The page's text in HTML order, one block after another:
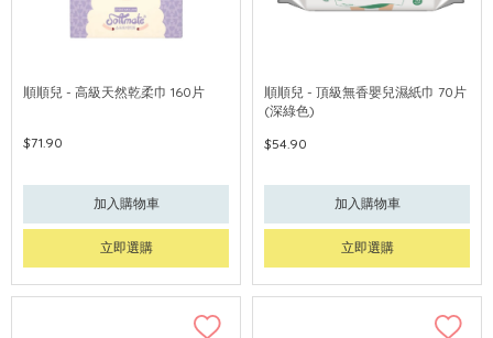
順順兒 - 高級天然乾柔巾 160片
$71.90
加入購物車
立即選購
順順兒 - 頂級無香嬰兒濕紙巾 70片
(深綠色)
$54.90
加入購物車
立即選購